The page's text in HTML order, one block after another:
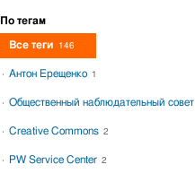
По тегам
Все теги 146
Антон Ерещенко 1
Общественный наблюдательный совет
Creative Commons 2
PW Service Center 2